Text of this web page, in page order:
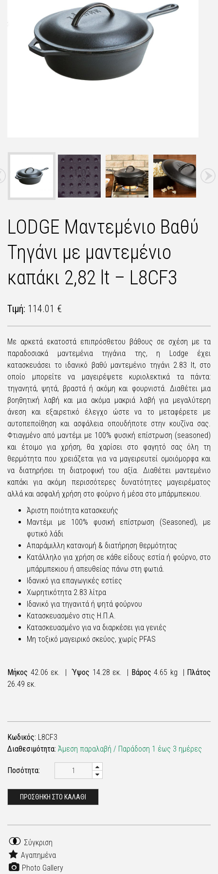
LODGE Μαντεμένιο Βαθύ
Τηγάνι με μαντεμένιο
καπάκι 2,82 lt – L8CF3
Τιμή: 114.01 €
Με αρκετά εκατοστά επιπρόσθετου βάθους σε σχέση με τα
παραδοσιακά μαντεμένια τηγάνια της, η Lodge έχει
κατασκευάσει το ιδανικό βαθύ μαντεμένιο τηγάνι 2.83 lt, στο
οποίο μπορείτε να μαγειρέψετε κυριολεκτικά τα πάντα:
τηγανητά, ψητά, βραστά ή ακόμη και φουρνιστά. Διαθέτει μια
βοηθητική λαβή και μια ακόμα μακριά λαβή για μεγαλύτερη
άνεση και εξαιρετικό έλεγχο ώστε να το μεταφέρετε με
αυτοπεποίθηση και ασφάλεια οπουδήποτε στην κουζίνα σας.
Φτιαγμένο από μαντέμι με 100% φυσική επίστρωση (seasoned)
και έτοιμο για χρήση, θα χαρίσει στο φαγητό σας όλη τη
θερμότητα που χρειάζεται για να μαγειρευτεί ομοιόμορφα και
να διατηρήσει τη διατροφική του αξία. Διαθέτει μαντεμένιο
καπάκι για ακόμη περισσότερες δυνατότητες μαγειρέματος
αλλά και ασφαλή χρήση στο φούρνο ή μέσα στο μπάρμπεκιου.
Άριστη ποιότητα κατασκευής
Μαντέμι με 100% φυσική επίστρωση (Seasoned), με
φυτικό λάδι
Απαράμιλλη κατανομή & διατήρηση θερμότητας
Κατάλληλο για χρήση σε κάθε είδους εστία ή φούρνο, στο
μπάρμπεκιου ή απευθείας πάνω στη φωτιά.
Ιδανικό για επαγωγικές εστίες
Χωρητικότητα 2.83 λίτρα
Ιδανικό για τηγανιτά ή ψητά φούρνου
Κατασκευασμένο στις Η.Π.Α.
Κατασκευασμένο για να διαρκέσει για γενιές
Μη τοξικό μαγειρικό σκεύος, χωρίς PFAS
Μήκος 42.06 εκ. |Ύψος 14.28 εκ. | Βάρος 4.65 kg | Πλάτος
26.49 εκ.
Κωδικός: L8CF3
Διαθεσιμότητα: Άμεση παραλαβή / Παράδoση 1 έως 3 ημέρες
Ποσότητα:
ΠΡΟΣΘΗΚΗ ΣΤΟ ΚΑΛΑΘΙ
Σύγκριση
Αγαπημένα
Photo Gallery